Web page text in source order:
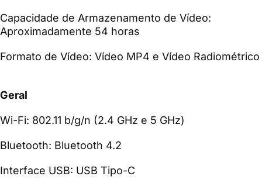
Capacidade de Armazenamento de Vídeo:
Aproximadamente 54 horas
Formato de Vídeo: Vídeo MP4 e Vídeo Radiométrico
Geral
Wi-Fi: 802.11 b/g/n (2.4 GHz e 5 GHz)
Bluetooth: Bluetooth 4.2
Interface USB: USB Tipo-C